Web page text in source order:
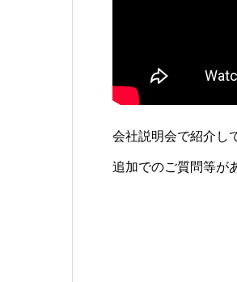
会社説明会で紹介し
追加でのご質問等が